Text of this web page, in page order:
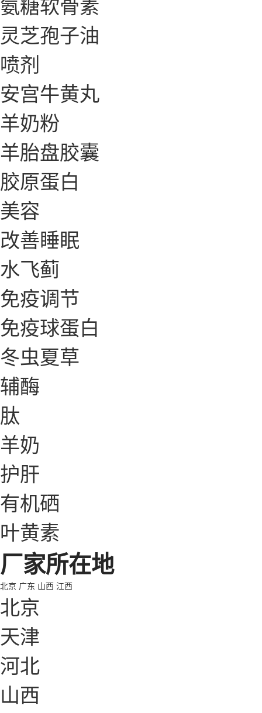
灵芝孢子油
喷剂
安宫牛黄丸
羊奶粉
羊胎盘胶囊
胶原蛋白
美容
改善睡眠
水飞蓟
免疫调节
免疫球蛋白
冬虫夏草
辅酶
肽
羊奶
护肝
有机硒
叶黄素
厂家所在地
北京 广东 山西 江西
北京
天津
河北
山西